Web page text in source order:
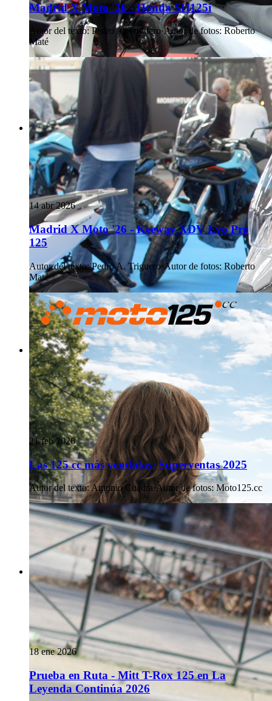
Madrid X Moto '26 - Honda SH125i
Autor del texto: Pedro A. Triguero·Autor de fotos: Roberto
Maté
14 abr 2026
Madrid X Moto '26 - Keeway XDV Evo Pro
125
Autor del texto: Pedro A. Triguero·Autor de fotos: Roberto
Maté
21 feb 2026
Las 125 cc más vendidas: Superventas 2025
Autor del texto:Antonio Cuadra·Autor de fotos: Moto125.cc
18 ene 2026
Prueba en Ruta - Mitt T-Rox 125 en La
Leyenda Continúa 2026